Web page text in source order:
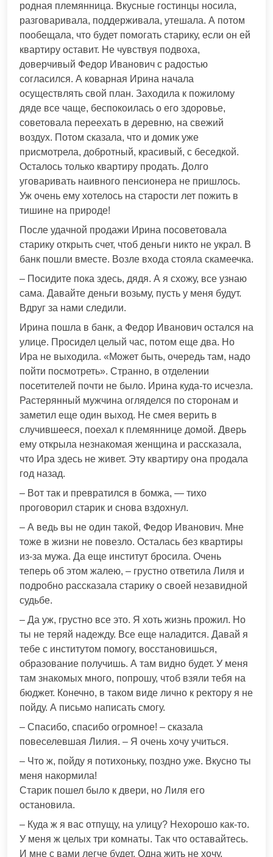
родная племянница. Вкусные гостинцы носила,
разговаривала, поддерживала, утешала. А потом
пообещала, что будет помогать старику, если он ей
квартиру оставит. Не чувствуя подвоха,
доверчивый Федор Иванович с радостью
согласился. А коварная Ирина начала
осуществлять свой план. Заходила к пожилому
дяде все чаще, беспокоилась о его здоровье,
советовала переехать в деревню, на свежий
воздух. Потом сказала, что и домик уже
присмотрела, добротный, красивый, с беседкой.
Осталось только квартиру продать. Долго
уговаривать наивного пенсионера не пришлось.
Уж очень ему хотелось на старости лет пожить в
тишине на природе!
После удачной продажи Ирина посоветовала
старику открыть счет, чтоб деньги никто не украл. В
банк пошли вместе. Возле входа стояла скамеечка.
– Посидите пока здесь, дядя. А я схожу, все узнаю
сама. Давайте деньги возьму, пусть у меня будут.
Вдруг за нами следили.
Ирина пошла в банк, а Федор Иванович остался на
улице. Просидел целый час, потом еще два. Но
Ира не выходила. «Может быть, очередь там, надо
пойти посмотреть». Странно, в отделении
посетителей почти не было. Ирина куда-то исчезла.
Растерянный мужчина огляделся по сторонам и
заметил еще один выход. Не смея верить в
случившееся, поехал к племяннице домой. Дверь
ему открыла незнакомая женщина и рассказала,
что Ира здесь не живет. Эту квартиру она продала
год назад.
– Вот так и превратился в бомжа, — тихо
проговорил старик и снова вздохнул.
– А ведь вы не один такой, Федор Иванович. Мне
тоже в жизни не повезло. Осталась без квартиры
из-за мужа. Да еще институт бросила. Очень
теперь об этом жалею, – грустно ответила Лиля и
подробно рассказала старику о своей незавидной
судьбе.
– Да уж, грустно все это. Я хоть жизнь прожил. Но
ты не теряй надежду. Все еще наладится. Давай я
тебе с институтом помогу, восстановишься,
образование получишь. А там видно будет. У меня
там знакомых много, попрошу, чтоб взяли тебя на
бюджет. Конечно, в таком виде лично к ректору я не
пойду. А письмо написать смогу.
– Спасибо, спасибо огромное! – сказала
повеселевшая Лилия. – Я очень хочу учиться.
– Что ж, пойду я потихоньку, поздно уже. Вкусно ты
меня накормила!
Старик пошел было к двери, но Лиля его
остановила.
– Куда ж я вас отпущу, на улицу? Нехорошо как-то.
У меня ж целых три комнаты. Так что оставайтесь.
И мне с вами легче будет. Одна жить не хочу.